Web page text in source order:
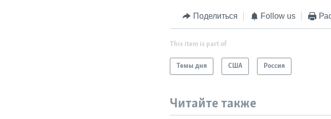
Поделиться Follow us
This item is part of
Темы дня США Россия
Читайте также